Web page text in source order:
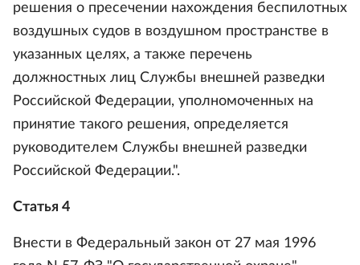
решения о пресечении нахождения беспилотных
воздушных судов в воздушном пространстве в
указанных целях, а также перечень
должностных лиц Службы внешней разведки
Российской Федерации, уполномоченных на
принятие такого решения, определяется
руководителем Службы внешней разведки
Российской Федерации.".
Статья 4
Внести в Федеральный закон от 27 мая 1996